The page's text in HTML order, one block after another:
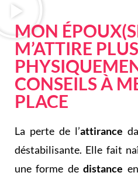
MON
M’ATTIRE PLUS
CONSEILS À
PLACE
La perte de l’attirance
déstabilisante. Elle fait
une forme dedistance